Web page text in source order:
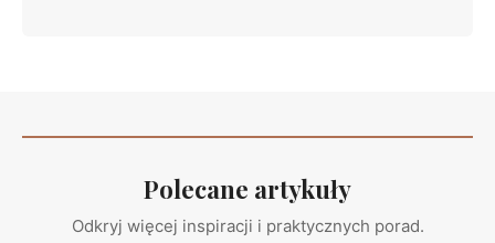
Polecane artykuły
Odkryj więcej inspiracji i praktycznych porad.